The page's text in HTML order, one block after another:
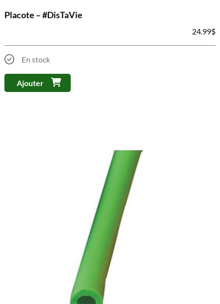
Placote – #DisTaVie
24.99$
En stock
Ajouter